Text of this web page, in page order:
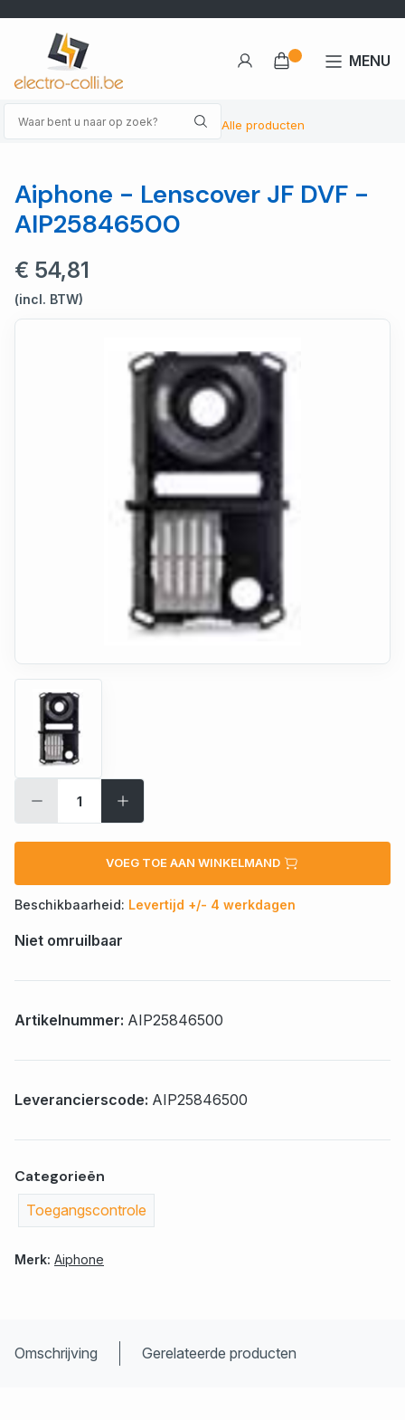
Alle producten
MENU
Aiphone - Lenscover JF DVF -
AIP25846500
€ 54,81
(incl. BTW)
VOEG TOE AAN WINKELMAND
Beschikbaarheid: Levertijd +/- 4 werkdagen
Niet omruilbaar
Artikelnummer: AIP25846500
Leverancierscode: AIP25846500
Categorieën
Toegangscontrole
Merk: Aiphone
Omschrijving Gerelateerde producten